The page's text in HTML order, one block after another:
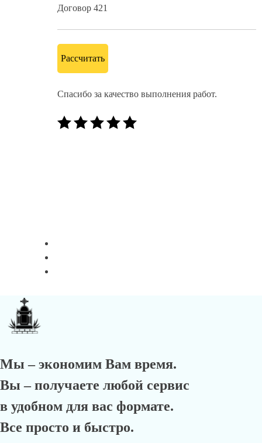
Договор 421
Рассчитать
Спасибо за качество выполнения работ.
Мы – экономим Вам время.
Вы – получаете любой сервис
в удобном для вас формате.
Все просто и быстро.